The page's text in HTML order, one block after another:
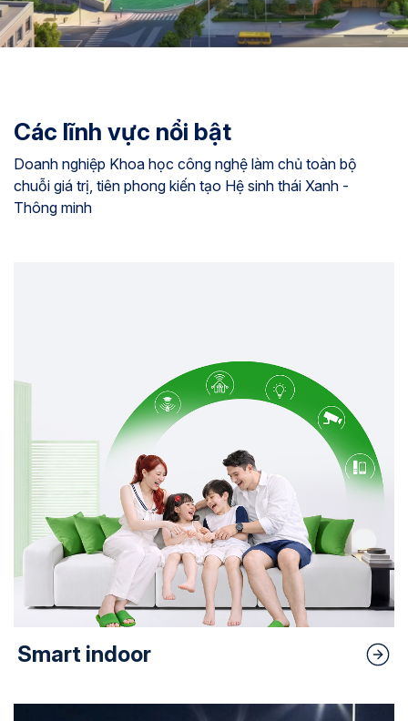
Các lĩnh vực nổi bật
Doanh nghiệp Khoa học công nghệ làm chủ toàn bộ
chuỗi giá trị, tiên phong kiến tạo Hệ sinh thái Xanh -
Thông minh
Smart indoor